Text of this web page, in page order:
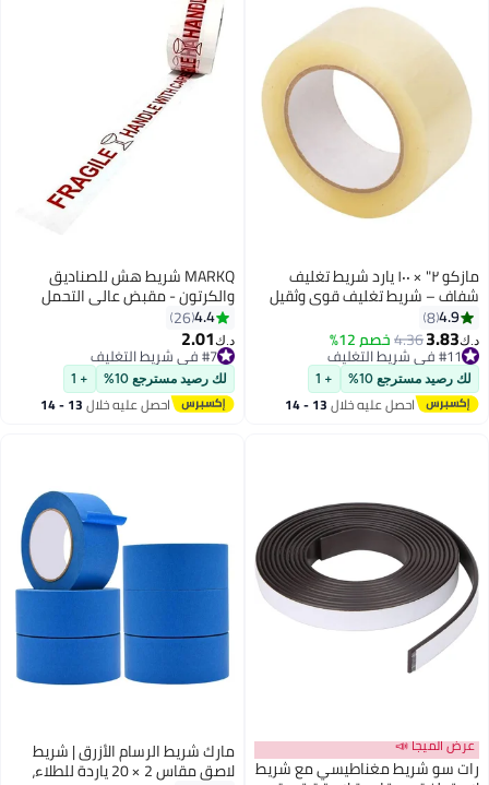
مازكو ٢" × ١٠٠ يارد شريط تغليف
– شريط تغليف قوي وثقيل
الطرود وصناديق النقل 4.9
8
3.83
4.36خصم 12%
#11 في شريط التغليف
#11 في شريط التغليف
رصيد مسترجع 10% + 1
احصل عليه خلال 13 - 14
MARKQ شريط هش للصناديق
والكرتون - مقبض عالي التحمل
مقاس 48 مم × 50 ياردة مع شريط
تحذير للعناية والتعبئة والتغليف
والشحن والتحريك [لفة واحدة]
4.4
26
2.01
#7 في شريط التغليف
أقل سعر في 30 يوم
#7 في شريط التغليف
لك رصيد مسترجع 10% + 1
احصل عليه خلال 13 - 14
الميجا 📣
سو شريط مغناطيسي مع شريط
مارك شريط الرسام الأزرق | شريط
لاصق مقاس 2 × 20 ياردة للطلاء،